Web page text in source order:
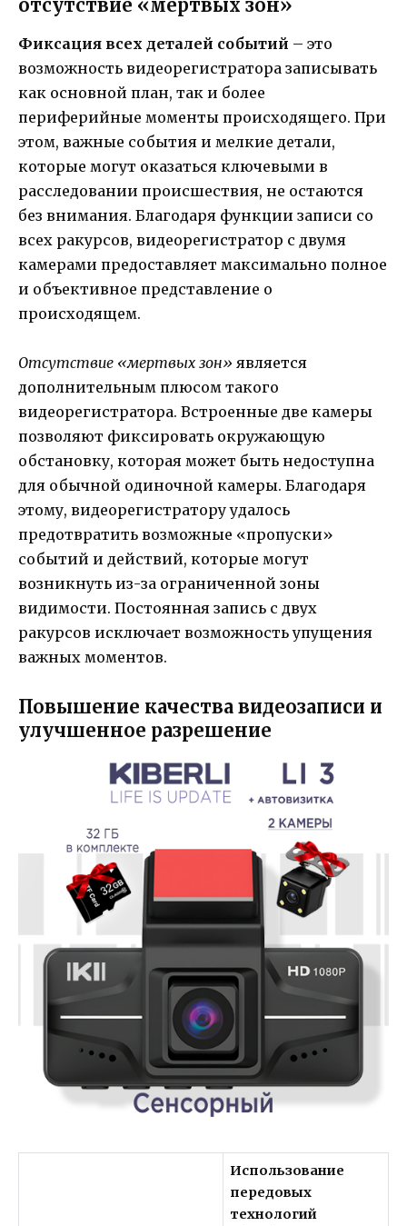
отсутствие «мертвых зон»
Фиксация всех деталей событий – это
возможность видеорегистратора записывать
как основной план, так и более
периферийные моменты происходящего. При
этом, важные события и мелкие детали,
которые могут оказаться ключевыми в
расследовании происшествия, не остаются
без внимания. Благодаря функции записи со
всех ракурсов, видеорегистратор с двумя
камерами предоставляет максимально полное
и объективное представление о
происходящем.
Отсутствие «мертвых зон» является
дополнительным плюсом такого
видеорегистратора. Встроенные две камеры
позволяют фиксировать окружающую
обстановку, которая может быть недоступна
для обычной одиночной камеры. Благодаря
этому, видеорегистратору удалось
предотвратить возможные «пропуски»
событий и действий, которые могут
возникнуть из-за ограниченной зоны
видимости. Постоянная запись с двух
ракурсов исключает возможность упущения
важных моментов.
Повышение качества видеозаписи и
улучшенное разрешение
Использование
передовых
технологий